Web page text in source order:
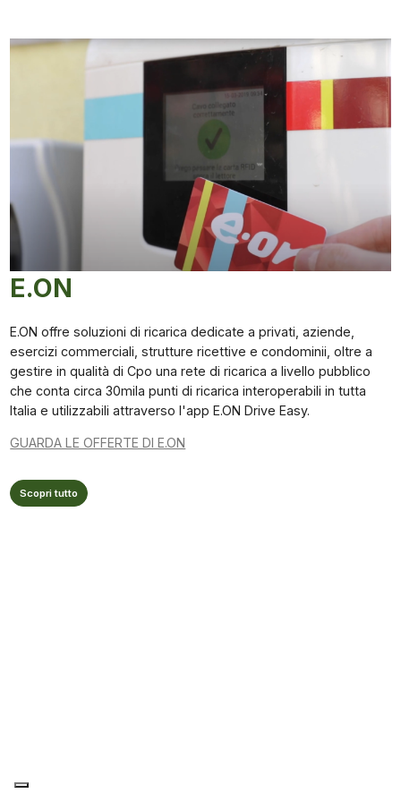
E.ON
E.ON offre soluzioni di ricarica dedicate a privati, aziende,
esercizi commerciali, strutture ricettive e condominii, oltre a
gestire in qualità di Cpo una rete di ricarica a livello pubblico
che conta circa 30mila punti di ricarica interoperabili in tutta
Italia e utilizzabili attraverso l'app E.ON Drive Easy.
GUARDA LE OFFERTE DI E.ON
Scopri tutto